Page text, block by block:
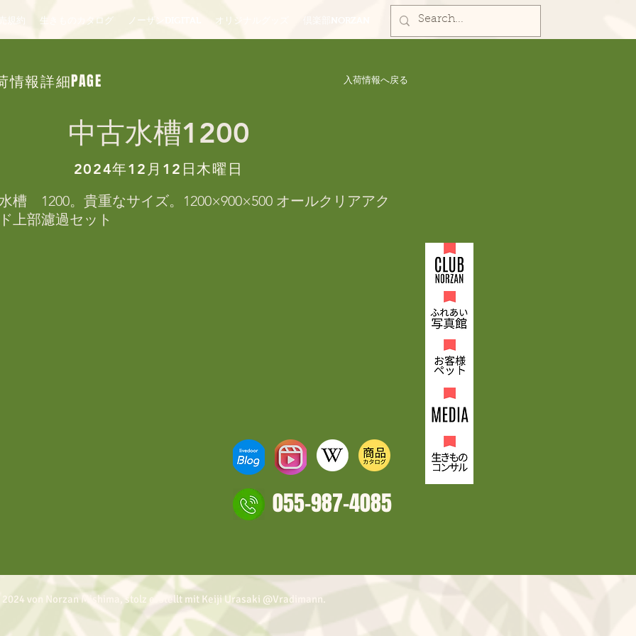
規約 生きものカタログ ノーザンDIGITAL オリジナルグッズ
情報詳細PAGE 入荷情報へ戻る
中古水槽1200
2024年12月12日木曜日
槽　1200。貴重なサイズ。1200×900×500 オールクリアアク
上部濾過セット
055-987-4085
von Norzan Mishima, stolz erstellt mit Keiji Urasaki @Vradimann.